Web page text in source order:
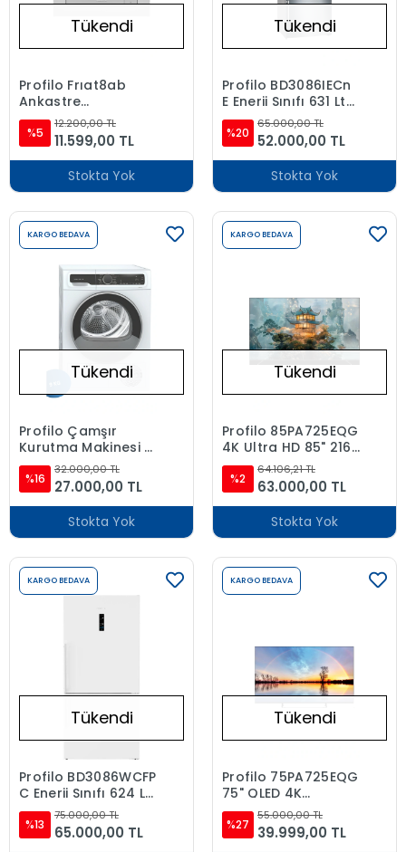
Tükendi
Profilo Frıat8ab
Ankastre
Mikrodalga Fırın
Beyaz
%5
12.200,00 TL
11.599,00 TL
Stokta Yok
Tükendi
Profilo BD3086IECn
E Enerji Sınıfı 631 Lt
NoFrost Alttan
Donduruculu
Buzdolabı
%20
65.000,00 TL
52.000,00 TL
Stokta Yok
KARGO BEDAVA
Tükendi
Profilo Çamşır
Kurutma Makinesi 9
Kg Isı Pompalı
KM9611CTR Uyumlu
%16
32.000,00 TL
27.000,00 TL
Stokta Yok
KARGO BEDAVA
Tükendi
Profilo 85PA725EQG
4K Ultra HD 85" 216
Ekran Uydu Alıcılı
Android Smart QLED
TV
%2
64.106,21 TL
63.000,00 TL
Stokta Yok
KARGO BEDAVA
Tükendi
Profilo BD3086WCFP
C Enerji Sınıfı 624 Lt
Nofrost Alttan
Donduruculu
Buzdolabı
%13
75.000,00 TL
65.000,00 TL
KARGO BEDAVA
Tükendi
Profilo 75PA725EQG
75" QLED 4K
Android Smart LED
TV
%27
55.000,00 TL
39.999,00 TL